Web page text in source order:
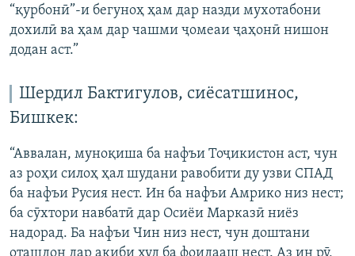
“қурбонӣ”-и бегуноҳ ҳам дар назди мухотабони
дохилӣ ва ҳам дар чашми ҷомеаи ҷаҳонӣ нишон
додан аст.”
Шердил Бактигулов, сиёсатшинос,
Бишкек:
“Аввалан, муноқиша ба нафъи Тоҷикистон аст, чун
аз роҳи силоҳ ҳал шудани равобити ду узви СПАД
ба нафъи Русия нест. Ин ба нафъи Амрико низ нест;
ба сӯхтори навбатӣ дар Осиёи Марказӣ ниёз
надорад. Ба нафъи Чин низ нест, чун доштани